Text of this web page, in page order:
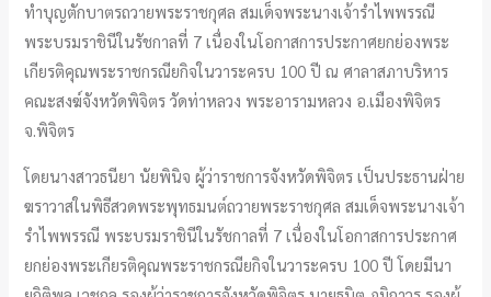
ทำบุญตักบาตรถวายพระราชกุศล สมเด็จพระนางเจ้ารำไพพรรณี
พระบรมราชินีในรัชกาลที่ 7 เนื่องในโอกาสการประกาศยกย่องพระ
เกียรติคุณพระราชกรณียกิจในวาระครบ 100 ปี ณ ศาลาสภาบริหาร
คณะสงฆ์จังหวัดพิจิตร วัดท่าหลวง พระอารามหลวง อ.เมืองพิจิตร
จ.พิจิตร
โดยนางสาวธนียา นัยพินิจ ผู้ว่าราชการจังหวัดพิจิตร เป็นประธานฝ่าย
ฆราวาสในพิธีสวดพระพุทธมนต์ถวายพระราชกุศล สมเด็จพระนางเจ้า
รำไพพรรณี พระบรมราชินีในรัชกาลที่ 7 เนื่องในโอกาสการประกาศ
ยกย่องพระเกียรติคุณพระราชกรณียกิจในวาระครบ 100 ปี โดยมีนา